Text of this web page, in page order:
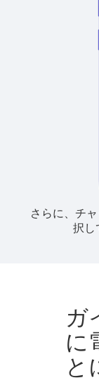
さらに、チ
択し
ガ
に
と